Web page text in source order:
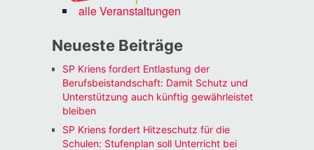
alle Veranstaltungen
Neueste Beiträge
SP Kriens fordert Entlastung der
Berufsbeistandschaft: Damit Schutz und
Unterstützung auch künftig gewährleistet
bleiben
SP Kriens fordert Hitzeschutz für die
Schulen: Stufenplan soll Unterricht bei